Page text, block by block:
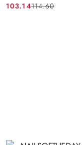
Cena
103.14
Cena
114.60